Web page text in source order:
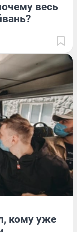
весь
кому уже